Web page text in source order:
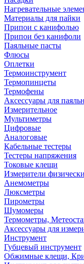
Нагревательные
Материалы для пайки
Припои с канифолью
Припои без канифоли
Паяльные пасты
Флюсы
Оплетки
Термоинструмент
Термопинцеты
Термофены
Аксессуары для
Измерительное
Мультиметры
Цифровые
Аналоговые
Кабельные тестеры
Тестеры напряжения
Токовые клещи
Измерители
Анемометры
Люксметры
Пирометры
Шумомеры
Термометры,
Аксессуары для
Инструмент
Губцевый инструмент
Обжимные клещи,